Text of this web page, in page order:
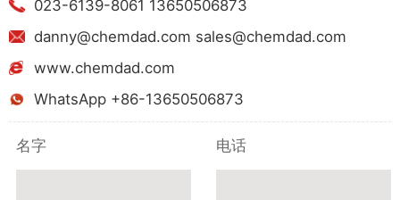
023-6139-8061 13650506873
danny@chemdad.com sales@chemdad.com
www.chemdad.com
WhatsApp +86-13650506873
名字 电话